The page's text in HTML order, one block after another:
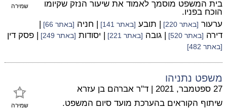
שמירה
בית המשפט מוסמך לאמוד את שיעור הנזק שקיומו
הוכח בפניו.
ערעור [באתר 220] | תובע [באתר 141] | חניה [באתר 66]
|
דירה [באתר 520] | גובה [באתר 221] | יסודות [באתר 249] | פסק דין
[באתר 482]
משפט נתניהו
שמירה
27 ספטמבר, 2021 | ד"ר אברהם בן עזרא
שיתוף הקוראים בהערכת מועד סיום המשפט.